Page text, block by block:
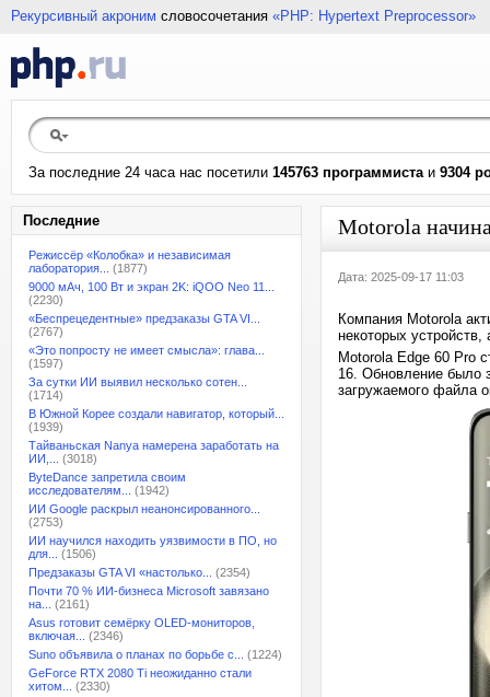
Рекурсивный акроним словосочетания «PHP: Hypertext Preprocessor»
За последние 24 часа нас посетили 145763 программистаи 9304
Последние
Режиссёр «Колобка» и независимая
лаборатория...
(1877)
9000 мАч, 100 Вт и экран 2K: iQOO Neo 11...
(2230)
«Беспрецедентные» предзаказы GTA VI...
(2767)
«Это попросту не имеет смысла»: глава...
(1597)
За сутки ИИ выявил несколько сотен...
(1714)
В Южной Корее создали навигатор, который...
(1939)
Тайваньская Nanya намерена заработать на
ИИ,...
(3018)
ByteDance запретила своим
исследователям...
(1942)
ИИ Google раскрыл неанонсированного...
(2753)
ИИ научился находить уязвимости в ПО, но
для...
(1506)
Предзаказы GTA VI «настолько...
(2354)
Почти 70 % ИИ-бизнеса Microsoft завязано
на...
(2161)
Asus готовит семёрку OLED-мониторов,
включая...
(2346)
Suno объявила о планах по борьбе с...
(1224)
GeForce RTX 2080 Ti неожиданно стали
хитом...
(2330)
Motorola
Дата: 2025-09-17 11:03
Компания Motorola
некоторых
Motorola Edge 60 Pro
16. Обновление было
загружаемого файла